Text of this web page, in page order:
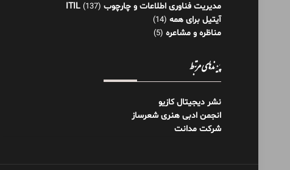
مدیریت فناوری اطلاعات و چارچوب ITIL (137)
آیتیل برای همه (14)
مناظره و مشاعره (5)
پیوندهای مرتبط
نشر دیجیتال کازیو
انجمن ادبی هنری شعرساز
شرکت مدانت